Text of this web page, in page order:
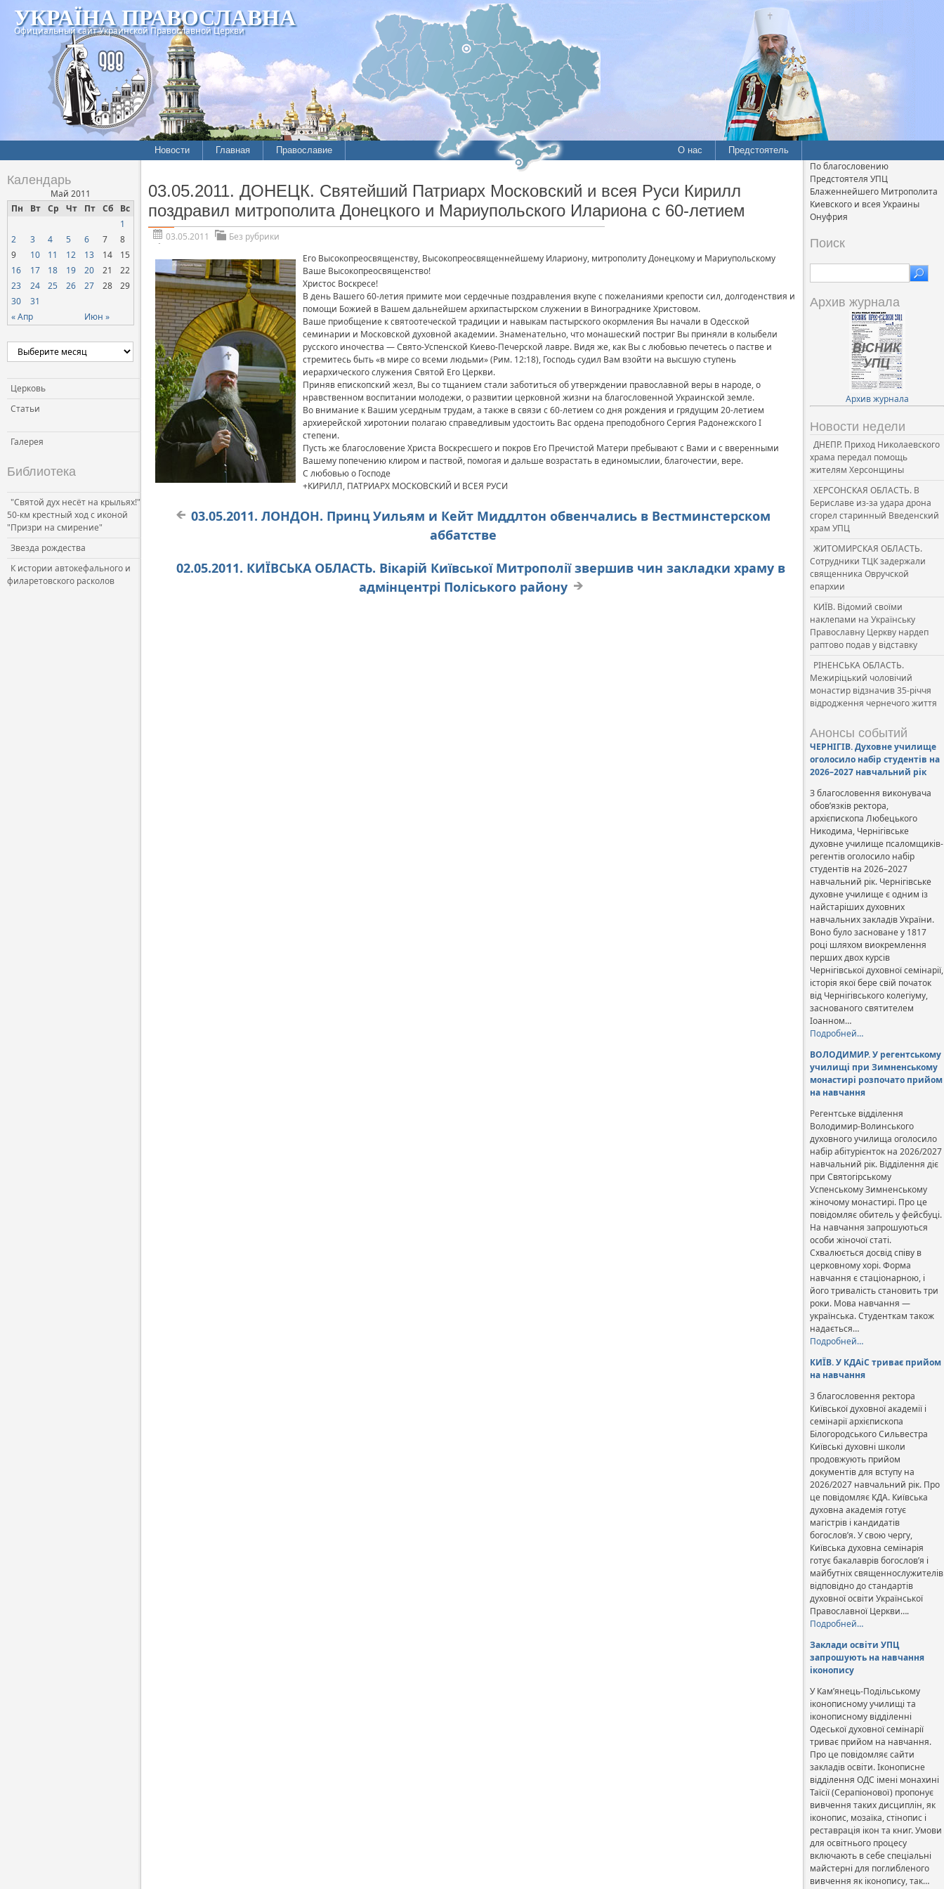
УКРАЇНА ПРАВОСЛАВНА
Официальный сайт Украинской Православной Церкви
Новости Главная Православие О нас Предстоятель
Календарь
Май 2011
Пн
Вт Ср Чт Пт Сб Вс
« Апр Июн »
1
2
3 4 5 6 7
8
9
10 11 12 13 14
15
16
17 18 19 20 21
22
23
24 25 26 27 28
29
30
31
Церковь
Статьи
Галерея
Библиотека
"Святой дух несёт на крыльях!"
50-км крестный ход с иконой
"Призри на смирение"
Звезда рождества
К истории автокефального и
филаретовского расколов
03.05.2011. ДОНЕЦК. Святейший Патриарх Московский и всея Руси Кирилл
поздравил митрополита Донецкого и Мариупольского Илариона с 60-летием
03.05.2011
Без рубрики
Его Высокопреосвященству, Высокопреосвященнейшему Илариону, митрополиту Донецкому и Мариупольскому
Ваше Высокопреосвященство!
Христос Воскресе!
В день Вашего 60-летия примите мои сердечные поздравления вкупе с пожеланиями крепости сил, долгоденствия и
помощи Божией в Вашем дальнейшем архипастырском служении в Винограднике Христовом.
Ваше приобщение к святоотеческой традиции и навыкам пастырского окормления Вы начали в Одесской
семинарии и Московской духовной академии. Знаменательно, что монашеский постриг Вы приняли в колыбели
русского иночества ― Свято-Успенской Киево-Печерской лавре. Видя же, как Вы с любовью печетесь о пастве и
стремитесь быть «в мире со всеми людьми» (Рим. 12:18), Господь судил Вам взойти на высшую ступень
иерархического служения Святой Его Церкви.
Приняв епископский жезл, Вы со тщанием стали заботиться об утверждении православной веры в народе, о
нравственном воспитании молодежи, о развитии церковной жизни на благословенной Украинской земле.
Во внимание к Вашим усердным трудам, а также в связи с 60-летием со дня рождения и грядущим 20-летием
архиерейской хиротонии полагаю справедливым удостоить Вас ордена преподобного Сергия Радонежского I
степени.
Пусть же благословение Христа Воскресшего и покров Его Пречистой Матери пребывают с Вами и с вверенными
Вашему попечению клиром и паствой, помогая и дальше возрастать в единомыслии, благочестии, вере.
С любовью о Господе
+КИРИЛЛ, ПАТРИАРХ МОСКОВСКИЙ И ВСЕЯ РУСИ
03.05.2011. ЛОНДОН. Принц Уильям и Кейт Миддлтон обвенчались в Вестминстерском
аббатстве
02.05.2011. КИЇВСЬКА ОБЛАСТЬ. Вікарій Київської Митрополії звершив чин закладки храму в
адмінцентрі Поліського району
По благословению
Предстоятеля УПЦ
Блаженнейшего Митрополита
Киевского и всея Украины
Онуфрия
Поиск
Архив журнала
Архив журнала
Новости недели
ДНЕПР. Приход Николаевского
храма передал помощь
жителям Херсонщины
ХЕРСОНСКАЯ ОБЛАСТЬ. В
Бериславе из-за удара дрона
сгорел старинный Введенский
храм УПЦ
ЖИТОМИРСКАЯ ОБЛАСТЬ.
Сотрудники ТЦК задержали
священника Овручской
епархии
КИЇВ. Відомий своїми
наклепами на Українську
Православну Церкву нардеп
раптово подав у відставку
РІНЕНСЬКА ОБЛАСТЬ.
Межиріцький чоловічий
монастир відзначив 35-річчя
відродження чернечого життя
Анонсы событий
ЧЕРНІГІВ. Духовне училище
оголосило набір студентів на
2026–2027 навчальний рік
З благословення виконувача
обов’язків ректора,
архієпископа Любецького
Никодима, Чернігівське
духовне училище псаломщиків-
регентів оголосило набір
студентів на 2026–2027
навчальний рік. Чернігівське
духовне училище є одним із
найстаріших духовних
навчальних закладів України.
Воно було засноване у 1817
році шляхом виокремлення
перших двох курсів
Чернігівської духовної семінарії,
історія якої бере свій початок
від Чернігівського колегіуму,
заснованого святителем
Іоанном…
Подробней…
ВОЛОДИМИР. У регентському
училищі при Зимненському
монастирі розпочато прийом
на навчання
Регентське відділення
Володимир-Волинського
духовного училища оголосило
набір абітурієнток на 2026/2027
навчальний рік. Відділення діє
при Святогірському
Успенському Зимненському
жіночому монастирі. Про це
повідомляє обитель у фейсбуці.
На навчання запрошуються
особи жіночої статі.
Схвалюється досвід співу в
церковному хорі. Форма
навчання є стаціонарною, і
його тривалість становить три
роки. Мова навчання —
українська. Студенткам також
надається…
Подробней…
КИЇВ. У КДАіС триває прийом
на навчання
З благословення ректора
Київської духовної академії і
семінарії архієпископа
Білогородського Сильвестра
Київські духовні школи
продовжують прийом
документів для вступу на
2026/2027 навчальний рік. Про
це повідомляє КДА. Київська
духовна академія готує
магістрів і кандидатів
богослов’я. У свою чергу,
Київська духовна семінарія
готує бакалаврів богослов’я і
майбутніх священнослужителів
відповідно до стандартів
духовної освіти Української
Православної Церкви….
Подробней…
Заклади освіти УПЦ
запрошують на навчання
іконопису
У Кам’янець-Подільському
іконописному училищі та
іконописному відділенні
Одеської духовної семінарії
триває прийом на навчання.
Про це повідомляє сайти
закладів освіти. Іконописне
відділення ОДС імені монахині
Таїсії (Серапіонової) пропонує
вивчення таких дисциплін, як
іконопис, мозаїка, стінопис і
реставрація ікон та книг. Умови
для освітнього процесу
включають в себе спеціальні
майстерні для поглибленого
вивчення як іконопису, так…